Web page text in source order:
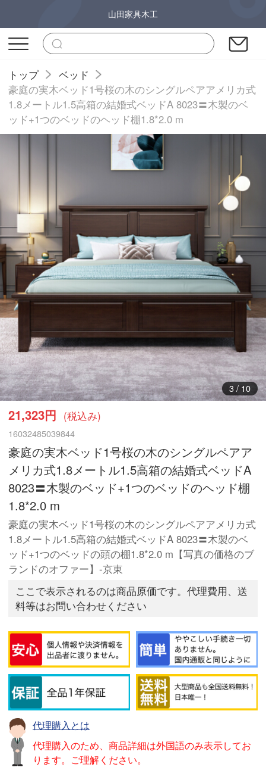
山田家具木工
トップ
ベッド
豪庭の実木ベッド1号桜の木のシングルペアアメリカ式
1.8メートル1.5高箱の結婚式ベッドA 8023〓木製のベ
ッド+1つのベッドのヘッド棚1.8*2.0 m
3/ 10
21,323円 (税込み)
16032485039844
豪庭の実木ベッド1号桜の木のシングルペアア
メリカ式1.8メートル1.5高箱の結婚式ベッドA
8023〓木製のベッド+1つのベッドのヘッド棚
1.8*2.0 m
豪庭の実木ベッド1号桜の木のシングルペアアメリカ式
1.8メートル1.5高箱の結婚式ベッドA 8023〓木製のベ
ッド+1つのベッドの頭の棚1.8*2.0 m【写真の価格のブ
ランドのオファー】-京東
ここで表示されるのは商品原価です。代理費用、送
料等はお問い合わせください
代理購入とは
代理購入のため、商品詳細は外国語のみ表示してお
ります。ご理解ください。